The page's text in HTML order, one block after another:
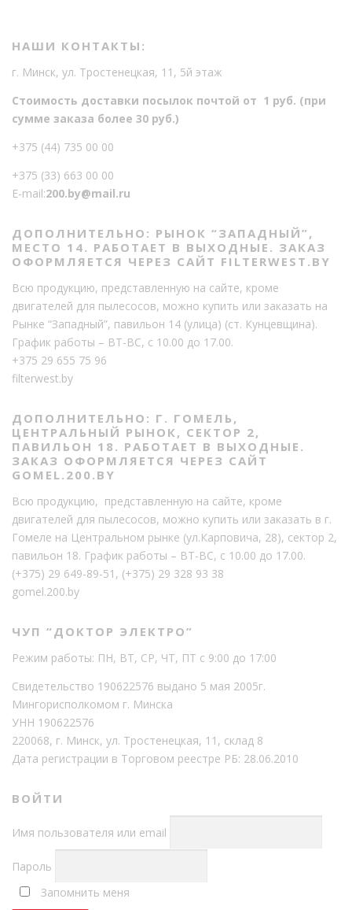
НАШИ КОНТАКТЫ:
г. Минск, ул. Тростенецкая, 11, 5й этаж
Стоимость доставки посылок почтой от 1 руб. (при
сумме заказа более 30 руб.)
+375 (44) 735 00 00
+375 (33) 663 00 00
E-mail:200.by@mail.ru
ДОПОЛНИТЕЛЬНО: РЫНОК “ЗАПАДНЫЙ”,
МЕСТО 14. РАБОТАЕТ В ВЫХОДНЫЕ. ЗАКАЗ
ОФОРМЛЯЕТСЯ ЧЕРЕЗ САЙТ FILTERWEST.BY
Всю продукцию, представленную на сайте, кроме
двигателей для пылесосов, можно купить или заказать на
Рынке “Западный”, павильон 14 (улица) (ст. Кунцевщина).
График работы – ВТ-ВС, с 10.00 до 17.00.
+375 29 655 75 96
filterwest.by
ДОПОЛНИТЕЛЬНО: Г. ГОМЕЛЬ,
ЦЕНТРАЛЬНЫЙ РЫНОК, СЕКТОР 2,
ПАВИЛЬОН 18. РАБОТАЕТ В ВЫХОДНЫЕ.
ЗАКАЗ ОФОРМЛЯЕТСЯ ЧЕРЕЗ САЙТ
GOMEL.200.BY
Всю продукцию, представленную на сайте, кроме
двигателей для пылесосов, можно купить или заказать в г.
Гомеле на Центральном рынке (ул.Карповича, 28), сектор 2,
павильон 18. График работы – ВТ-ВС, с 10.00 до 17.00.
(+375) 29 649-89-51 , (+375) 29 328 93 38
gomel.200.by
ЧУП “ДОКТОР ЭЛЕКТРО”
Режим работы: ПН, ВТ, СР, ЧТ, ПТ с 9:00 до 17:00
Свидетельство 190622576 выдано 5 мая 2005г.
Мингорисполкомом г. Минска
УНН 190622576
220068, г. Минск, ул. Тростенецкая, 11, склад 8
Дата регистрации в Торговом реестре РБ: 28.06.2010
ВОЙТИ
Имя пользователя или email
Пароль
Запомнить меня